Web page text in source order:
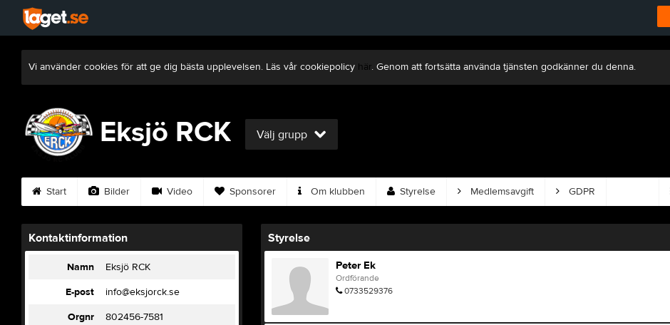
Vi använder cookies för att ge dig bästa upplevelsen. Läs vår cookiepolicy här. Genom att fortsätta använda tjänsten godkänner du denna.
Eksjö RCK Välj grupp
Start Bilder Video Sponsorer Om klubben Styrelse Medlemsavgift GDPR
Kontaktinformation
Namn
Eksjö RCK
E-post
info@eksjorck.se
Orgnr
802456-7581
Styrelse
Peter Ek
Ordförande
0733529376